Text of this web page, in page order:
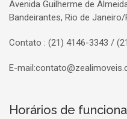
Avenida Guilherme de
Bandeirantes, Rio de Janeiro/
Contato : (21) 4146-3343 /
E-mail:
Horários de